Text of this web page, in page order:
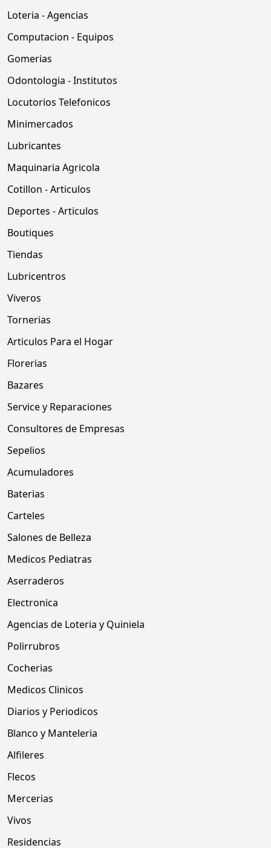
Loteria - Agencias
Computacion - Equipos
Gomerias
Odontologia - Institutos
Locutorios Telefonicos
Minimercados
Lubricantes
Maquinaria Agricola
Cotillon - Articulos
Deportes - Articulos
Boutiques
Tiendas
Lubricentros
Viveros
Tornerias
Articulos Para el Hogar
Florerias
Bazares
Service y Reparaciones
Consultores de Empresas
Sepelios
Acumuladores
Baterias
Carteles
Salones de Belleza
Medicos Pediatras
Aserraderos
Electronica
Agencias de Loteria y Quiniela
Polirrubros
Cocherias
Medicos Clinicos
Diarios y Periodicos
Blanco y Manteleria
Alfileres
Flecos
Mercerias
Vivos
Residencias